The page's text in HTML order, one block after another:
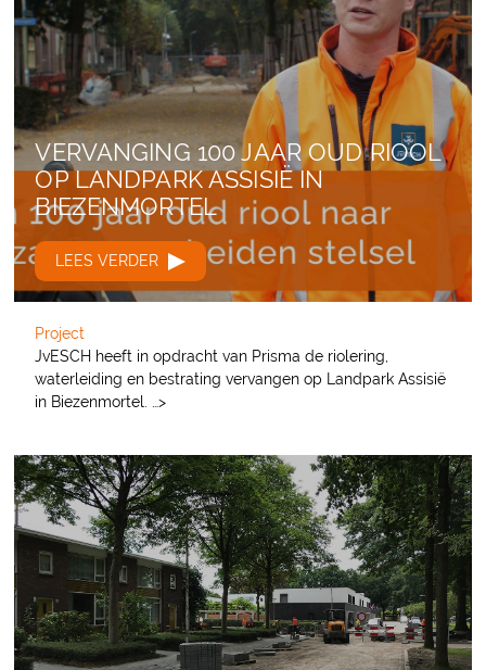
VERVANGING 100 JAAR OUD RIOOL
OP LANDPARK ASSISIË IN
BIEZENMORTEL
LEES VERDER
Project
JvESCH heeft in opdracht van Prisma de riolering,
waterleiding en bestrating vervangen op Landpark Assisië
in Biezenmortel. …>